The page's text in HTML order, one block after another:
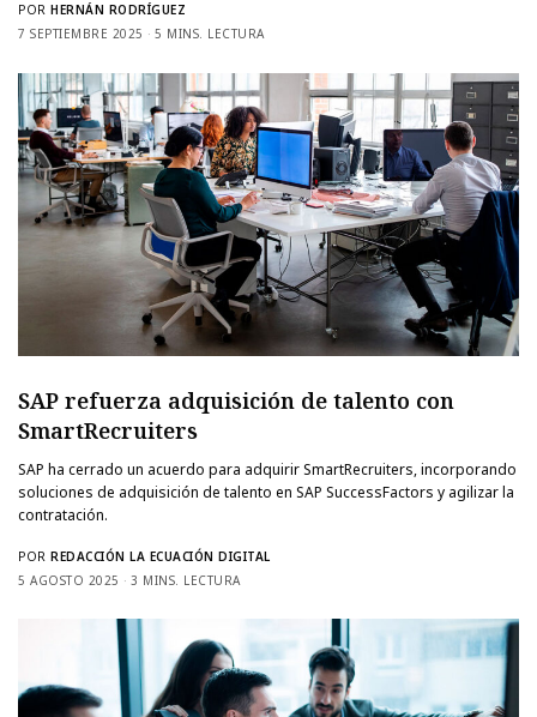
POR HERNÁN RODRÍGUEZ
7 SEPTIEMBRE 2025
5 MINS. LECTURA
SAP refuerza adquisición de talento con
SmartRecruiters
SAP ha cerrado un acuerdo para adquirir SmartRecruiters, incorporando
soluciones de adquisición de talento en SAP SuccessFactors y agilizar la
contratación.
POR REDACCIÓN LA ECUACIÓN DIGITAL
5 AGOSTO 2025
3 MINS. LECTURA